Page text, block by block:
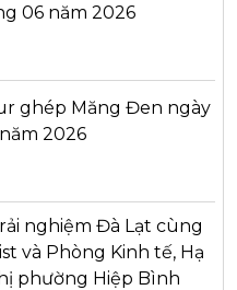
06 năm 2026
ghép Măng Đen ngày
2026
nghiệm Đà Lạt cùng
và Phòng Kinh tế, Hạ
phường Hiệp Bình